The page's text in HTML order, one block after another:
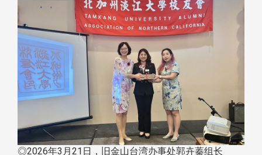
◎2026年3月21日，旧金山台湾办事处郭卉蓁组长